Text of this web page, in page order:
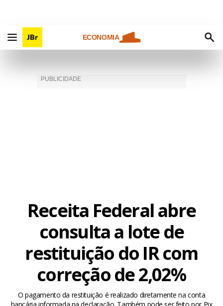
ECONOMIA
Receita Federal abre
consulta a lote de
restituição do IR com
correção de 2,02%
O pagamento da restituição é realizado diretamente na conta